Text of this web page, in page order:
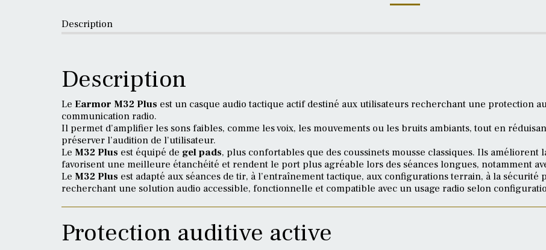
Description
Description
Le Earmor M32 Plus est un casque audio tactique actif destiné aux utilisateurs recherchant une protection
communication radio.
Il permet d’amplifier les sons faibles, comme les voix, les mouvements ou les bruits ambiants, tout en
préserver l’audition de l’utilisateur.
Le M32 Plus est équipé de gel pads, plus confortables que des coussinets mousse classiques. Ils
favorisent une meilleure étanchéité et rendent le port plus agréable lors des séances longues, notamment
Le M32 Plus est adapté aux séances de tir, à l’entraînement tactique, aux configurations terrain, à la sécurité
recherchant une solution audio accessible, fonctionnelle et compatible avec un usage radio selon
Protection auditive active